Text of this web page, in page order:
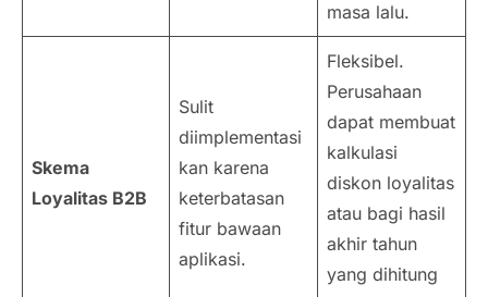
masa lalu.
Skema
Loyalitas B2B
Sulit
diimplementasi
kan karena
keterbatasan
fitur bawaan
aplikasi.
Fleksibel.
Perusahaan
dapat membuat
kalkulasi
diskon loyalitas
atau bagi hasil
akhir tahun
yang dihitung